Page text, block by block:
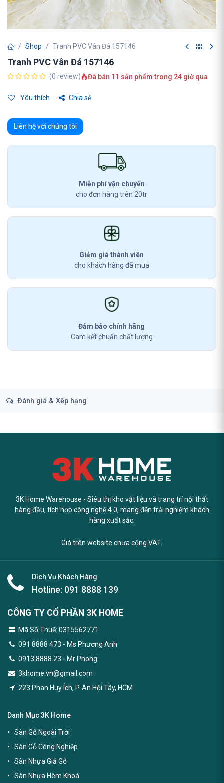
Shop Tranh PVC Vân Đá 157146
Tranh PVC Vân Đá 157146
(0 review) Đã bán 11 sản phẩm trong 24 giờ qua
Yêu thích Chia sẻ
Liên hệ với chúng tôi
Miễn phí vận chuyển
cho đơn hàng trên 20tr
Giảm giá thành viên
cho khách hàng đã mua
Đảm bảo chính hãng
Cam kết chuẩn chất lượng
Đánh giá & Xếp hạng
3K Home Warehouse - Siêu thị kho vật liệu và trang trí nội thất
hàng đầu, tích hợp công nghệ 4.0, mang đến trải nghiệm khách
hàng xuất sắc.
Giá trên website chưa cộng VAT.
Dịch Vụ Khách Hàng
Hotline: 091 8888 139
CÔNG TY CỔ PHẦN 3K HOME
Mã Số Thuế: 0315562771
091 8888 473 - Ms Phương Anh
0913 8888 23 - Mr Phong
3khome.vn@gmail.com
223 Phan Huy Ích, P. An Hội Tây, HCM
Danh Mục 3K Home
Sàn Gỗ Ngoài Trời
Sàn Gỗ Công Nghiệp
Sàn Nhựa Giả Gỗ
Sàn Nhựa Hèm Khoá